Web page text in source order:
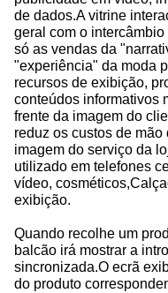
de dados.A vitrine
geral com o
só as vendas da
"experiência" da moda
recursos de exibição,
conteúdos informativos
frente da imagem do
reduz os custos de
imagem do serviço da
utilizado em telefones
vídeo,
exibição.
Quando recolhe um
balcão irá mostrar a
sincronizada.O ecrã
do produto